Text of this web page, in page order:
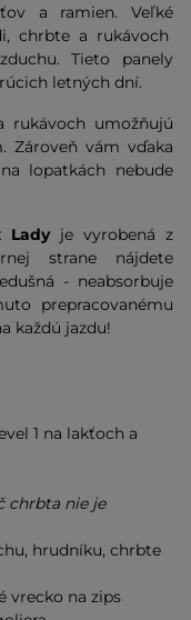
a ramien. Veľké
chrbte a rukávoch
Tieto panely
letných dní.
umožňujú
Zároveň vám vďaka
na lopatkách nebude
Ladyje vyrobená z
strane nájdete
- neabsorbuje
prepracovanému
každú jazdu!
1 na lakťoch a
chrbta nie je
hrudníku, chrbte
vrecko na zips